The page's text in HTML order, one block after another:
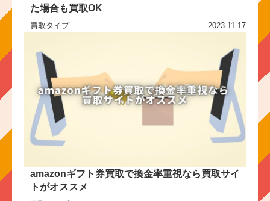
た場合も買取OK
買取タイプ 2023-11-17
amazonギフト券買取で換金率重視なら買取サイ
トがオススメ